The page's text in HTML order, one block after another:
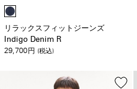
リラックスフィットジーンズ
Indigo Denim R
29,700円 (税込)